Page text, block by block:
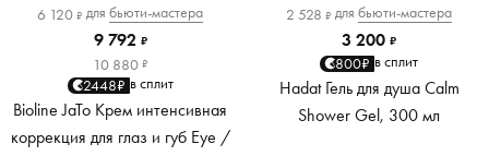
6 120 ₽ для бьюти-мастера
9 792 ₽
10 880 ₽
2448₽ в сплит
Bioline JaTo Крем интенсивная
коррекция для глаз и губ Eye /
2 528 ₽ для бьюти-мастера
3 200 ₽
800₽ в сплит
Hadat Гель для душа Calm
Shower Gel, 300 мл